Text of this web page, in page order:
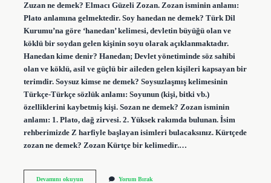
Zuzan ne demek? Elmacı Güzeli Zozan. Zozan isminin anlamı:
Plato anlamına gelmektedir. Soy hanedan ne demek? Türk Dil
Kurumu’na göre ‘hanedan’ kelimesi, devletin büyüğü olan ve
köklü bir soydan gelen kişinin soyu olarak açıklanmaktadır.
Hanedan kime denir? Hanedan; Devlet yönetiminde söz sahibi
olan ve köklü, asil ve güçlü bir aileden gelen kişileri kapsayan bir
terimdir. Soysuz kimse ne demek? Soysuzlaşmış kelimesinin
Türkçe-Türkçe sözlük anlamı: Soyunun (kişi, bitki vb.)
özelliklerini kaybetmiş kişi. Sozan ne demek? Zozan isminin
anlamı: 1. Plato, dağ zirvesi. 2. Yüksek rakımda bulunan. İsim
rehberimizde Z harfiyle başlayan isimleri bulacaksınız. Kürtçede
zozan ne demek? Zozan Kürtçe bir kelimedir.…
Devamını okuyunSoysalan
Yorum Bırak